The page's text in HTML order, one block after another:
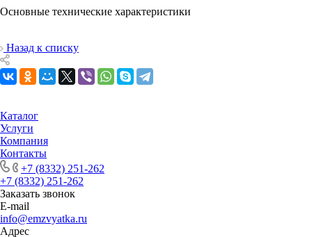
Основные технические характеристики
Назад к списку
Каталог
Услуги
Компания
Контакты
+7 (8332) 251-262
+7 (8332) 251-262
Заказать звонок
E-mail
info@emzvyatka.ru
Адрес